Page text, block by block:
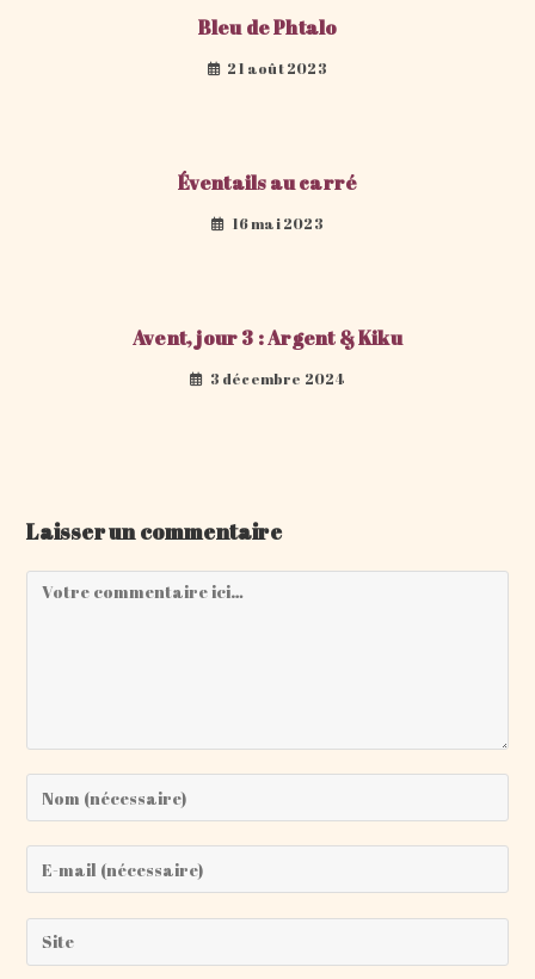
Bleu de Phtalo
21 août 2023
Éventails au carré
16 mai 2023
Avent, jour 3 : Argent & Kiku
3 décembre 2024
Laisser un commentaire
Comment
Enter
your
name
or
to
comment
Enter
your
email
address
Saisir
l’URL